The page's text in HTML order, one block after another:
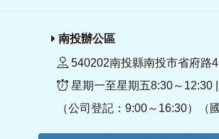
南投辦公區
540202南投縣南投市省府路
星期一至星期五8:30～12:30
（公司登記：9:00～16:30）（